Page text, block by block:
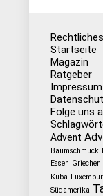
Rechtliches
Startseite
Magazin
Ratgeber
Impressum
Folge uns
Advent
Baumschmuck
Essen
Kuba
Südamerika